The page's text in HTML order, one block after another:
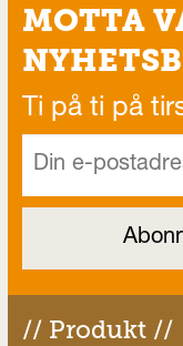
MOTTA
Ti på ti på
// Produkt //